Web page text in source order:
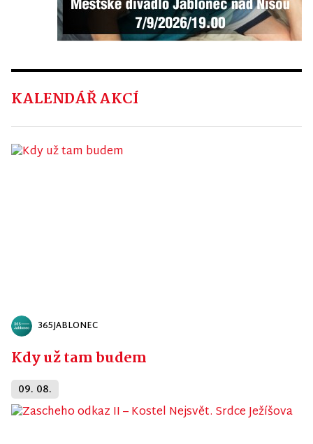
KALENDÁŘ AKCÍ
365JABLONEC
Kdy už tam budem
09. 08.